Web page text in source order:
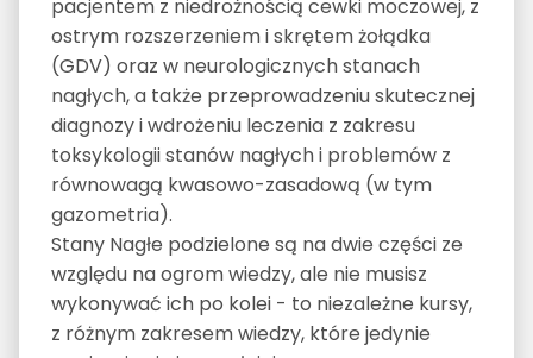
pacjentem z niedrożnością cewki moczowej, z
ostrym rozszerzeniem i skrętem żołądka
(GDV) oraz w neurologicznych stanach
nagłych, a także przeprowadzeniu skutecznej
diagnozy i wdrożeniu leczenia z zakresu
toksykologii stanów nagłych i problemów z
równowagą kwasowo-zasadową (w tym
gazometria).
Stany Nagłe podzielone są na dwie części ze
względu na ogrom wiedzy, ale nie musisz
wykonywać ich po kolei - to niezależne kursy,
z różnym zakresem wiedzy, które jedynie